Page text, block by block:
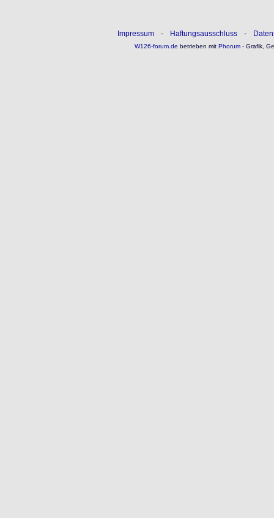
Impressum - Haftungsausschluss -
W126-forum.de betrieben mitPhorum- Grafik,